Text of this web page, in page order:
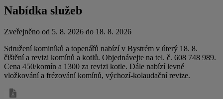
Nabídka služeb
Zveřejněno od 5. 8. 2026 do 18. 8. 2026
Sdružení kominíků a topenářů nabízí v Bystrém v úterý 18. 8.
čištění a revizi komínů a kotlů. Objednávejte na tel. č. 608 748 989.
Cena 450/komín a 1300 za revizi kotle. Dále nabízí levné
vložkování a frézování komínů, výchozí-kolaudační revize.